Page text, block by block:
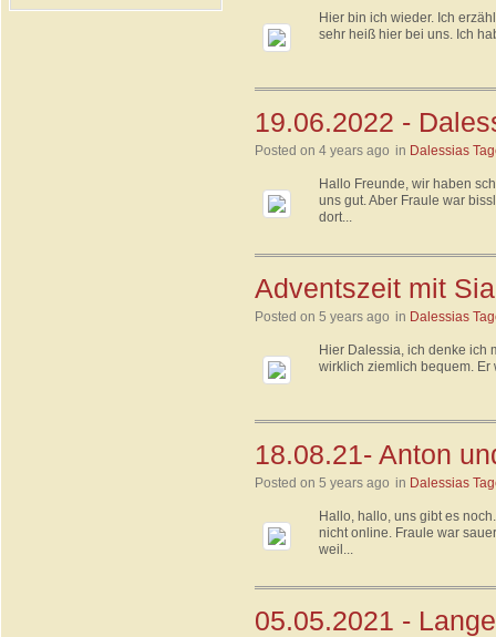
Hier bin ich wieder. Ich
sehr heiß hier bei uns. Ich
19.06.2022 -
Posted on 4 years ago in Dalessias
Hallo Freunde, wir haben
uns gut. Aber Fraule war
dort...
Adventszeit mit
Posted on 5 years ago in Dalessias
Hier Dalessia, ich denke ich
wirklich ziemlich bequem. Er
18.08.21- Anton
Posted on 5 years ago in Dalessias
Hallo, hallo, uns gibt es
nicht online. Fraule war
weil...
05.05.2021 -